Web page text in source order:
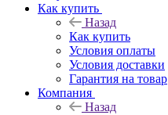
Как купить
Назад
Как купить
Условия оплаты
Условия доставки
Гарантия на товар
Компания
Назад